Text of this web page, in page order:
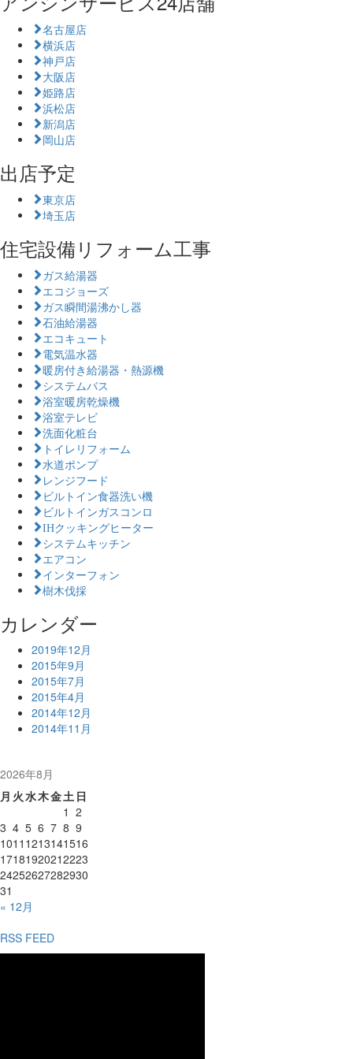
名古屋店
横浜店
神戸店
大阪店
姫路店
浜松店
新潟店
岡山店
出店予定
東京店
埼玉店
住宅設備リフォーム工事
ガス給湯器
エコジョーズ
ガス瞬間湯沸かし器
石油給湯器
エコキュート
電気温水器
暖房付き給湯器・熱源機
システムバス
浴室暖房乾燥機
浴室テレビ
洗面化粧台
トイレリフォーム
水道ポンプ
レンジフード
ビルトイン食器洗い機
ビルトインガスコンロ
IHクッキングヒーター
システムキッチン
エアコン
インターフォン
樹木伐採
カレンダー
2019年12月
2015年9月
2015年7月
2015年4月
2014年12月
2014年11月
2026年8月
月 火水木金土 日
« 12月
1 2
3 4 5 6 7 8 9
1011 1213141516
17181920212223
24252627282930
31
RSS FEED